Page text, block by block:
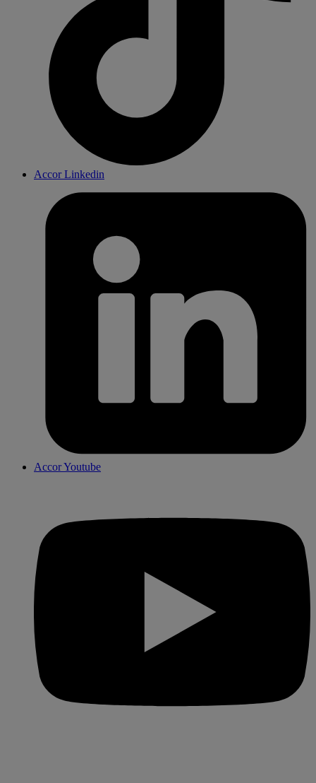
Accor Linkedin
Accor Youtube